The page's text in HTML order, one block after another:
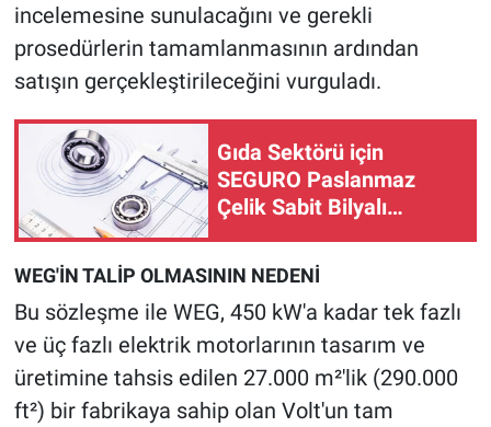
incelemesine sunulacağını ve gerekli
prosedürlerin tamamlanmasının ardından
satışın gerçekleştirileceğini vurguladı.
Gıda Sektörü için
SEGURO Paslanmaz
Çelik Sabit Bilyalı
WEG'İN TALİP OLMASININ NEDENİ
Bu sözleşme ile WEG, 450 kW'a kadar tek fazlı
ve üç fazlı elektrik motorlarının tasarım ve
üretimine tahsis edilen 27.000 m²'lik (290.000
ft²) bir fabrikaya sahip olan Volt'un tam